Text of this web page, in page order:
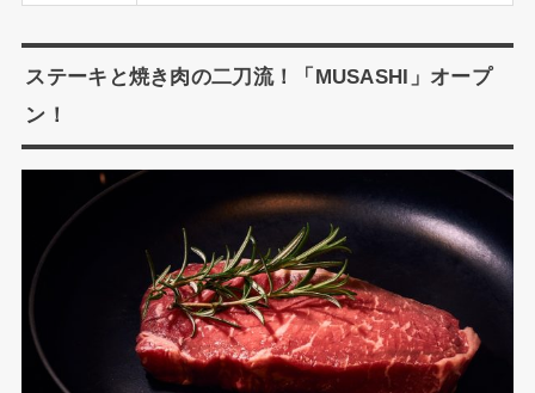
ステーキと焼き肉の二刀流！「MUSASHI」オープ
ン！